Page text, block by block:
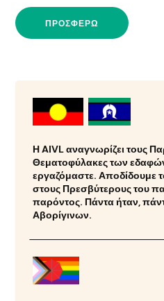
ΠΡΟΣΦΈΡΩ
Η AIVL αναγνωρίζει τους
Θεματοφύλακες των εδαφών
εργαζόμαστε. Αποδίδουμε
στους Πρεσβύτερους του
παρόντος. Πάντα ήταν,
Αβορίγινων.